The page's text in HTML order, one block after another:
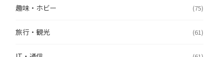
趣味・ホビー (75)
旅行・観光 (61)